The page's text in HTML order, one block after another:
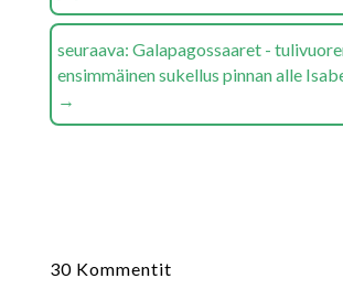
seuraava: Galapagossaaret -
ensimmäinen sukellus pinnan alle
→
30 Kommentit